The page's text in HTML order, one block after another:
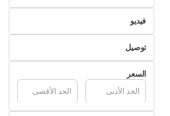
لا
نعمفيديو
غير متوفر
متوفرتوصيل
التسليم الذاتي
تسليم Pik&Dropالسعر